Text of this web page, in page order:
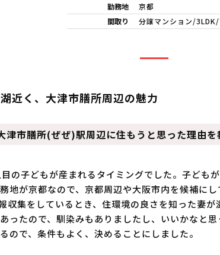
勤務地
京都
間取り
分譲マンション/
近く、大津市膳所周辺の魅力
津市膳所(ぜぜ)駅周辺に住もうと思った理由を
の子どもが産まれるタイミングでした。子ども
地が京都なので、京都周辺や大阪市内を候補に
収集をしているとき、住環境の良さを知った妻
ったので、馴染みもありましたし、いいかなと
ので、条件もよく、決めることにしました。